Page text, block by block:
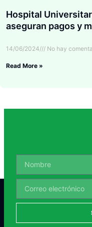
Hospital
aseguran pagos y
14/06/2024 No hay
Read More »